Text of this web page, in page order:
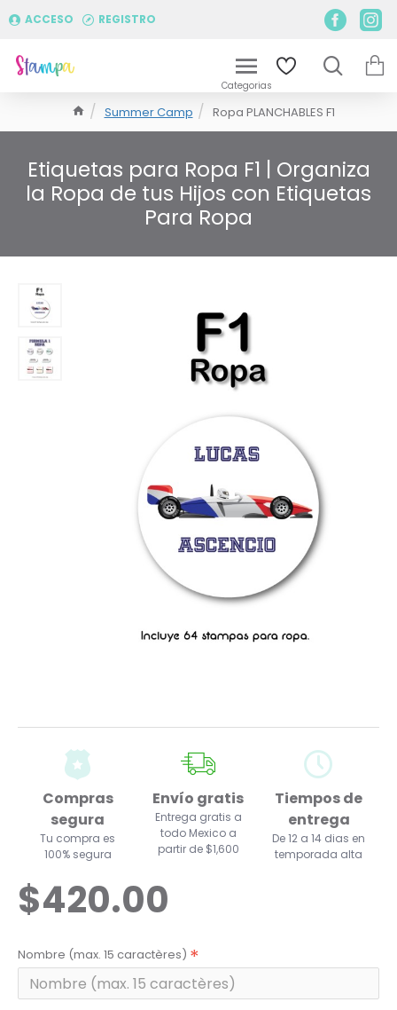
ACCESO REGISTRO
Summer Camp Ropa PLANCHABLES F1
Etiquetas para Ropa F1 | Organiza
la Ropa de tus Hijos con Etiquetas
Para Ropa
Compras
segura
Tu compra es
100% segura
Envío gratis
Entrega gratis a
todo Mexico a
partir de $1,600
Tiempos de
entrega
De 12 a 14 dias en
temporada alta
$420.00
Nombre (max. 15 caractères)